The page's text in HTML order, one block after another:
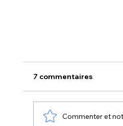
7 commentaires
Commenter et